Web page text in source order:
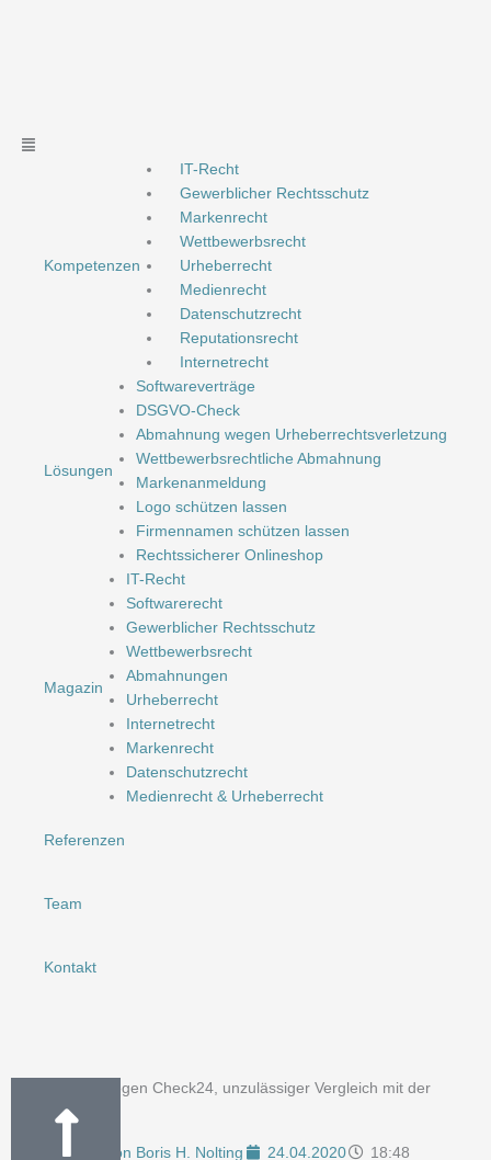
Main
Kompetenzen
IT-Recht
Gewerblicher Rechtsschutz
Markenrecht
Wettbewerbsrecht
Urheberrecht
Medienrecht
Datenschutzrecht
Reputationsrecht
Internetrecht
Lösungen
Softwareverträge
DSGVO-Check
Abmahnung wegen Urheberrechtsverletzung
Wettbewerbsrechtliche Abmahnung
Markenanmeldung
Logo schützen lassen
Firmennamen schützen lassen
Rechtssicherer Onlineshop
Magazin
IT-Recht
Softwarerecht
Gewerblicher Rechtsschutz
Wettbewerbsrecht
Abmahnungen
Urheberrecht
Internetrecht
Markenrecht
Datenschutzrecht
Medienrecht & Urheberrecht
Referenzen
Team
Kontakt
HUK-Coburg gegen Check24, unzulässiger Vergleich mit der
Konkurrenz
Von Boris H. Nolting 24.04.2020
18:48